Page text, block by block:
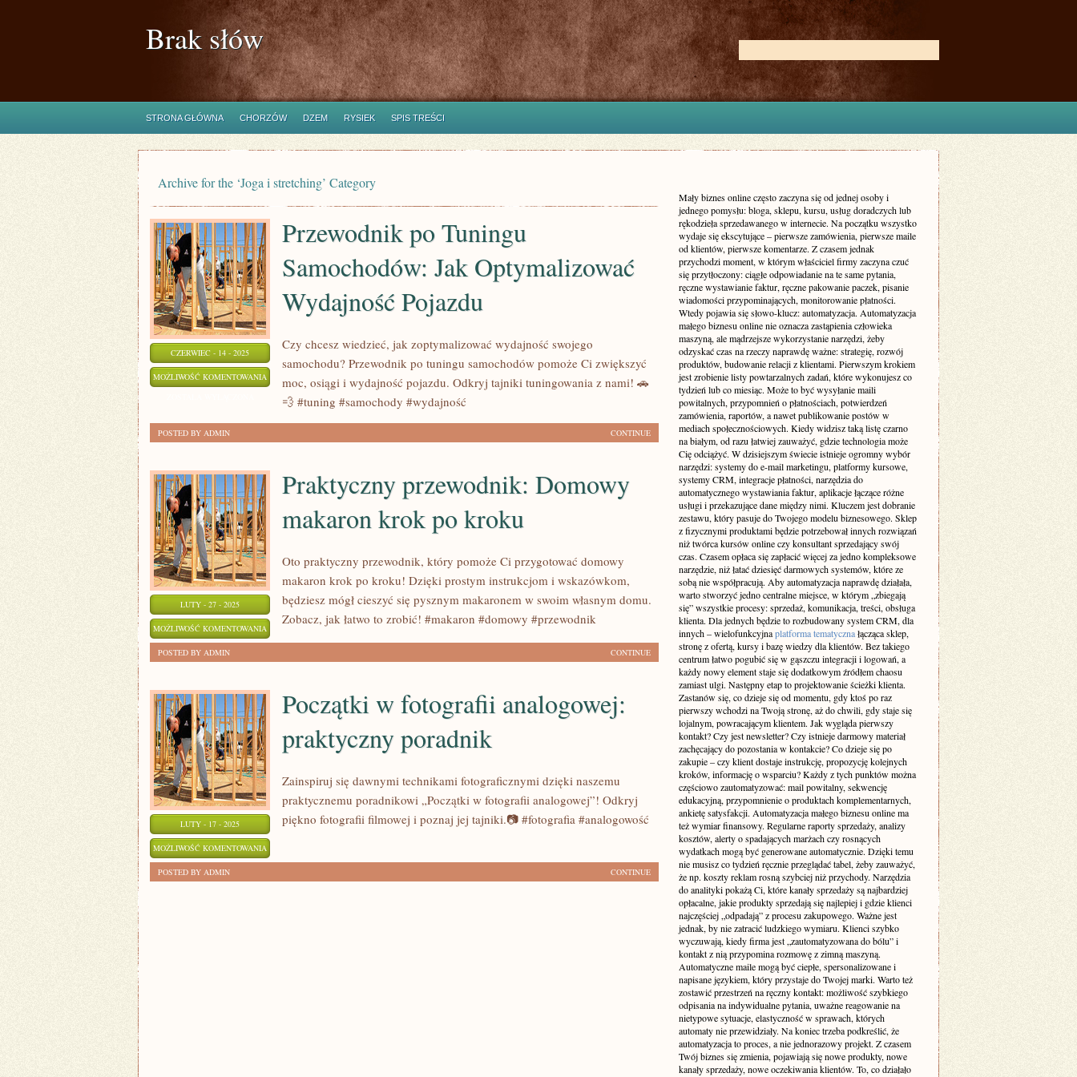
Brak słów
STRONA GŁÓWNA CHORZÓW DZEM RYSIEK SPIS TREŚCI
Archive for the ‘Joga i stretching’ Category
CZERWIEC - 14 - 2025
MOŻLIWOŚĆ KOMENTOWANIA
OPTYMALIZOWAĆ
WYDAJNOŚĆ
POJAZDU
Przewodnik po Tuningu
Samochodów: Jak Optymalizować
Wydajność Pojazdu
Czy chcesz wiedzieć, jak zoptymalizować wydajność swojego
samochodu? Przewodnik po tuningu samochodów pomoże Ci zwiększyć
moc, osiągi i wydajność pojazdu. Odkryj tajniki tuningowania z nami! 🚗
💨 #tuning #samochody #wydajność
CONTINUE
POSTED BY ADMIN
LUTY - 27 - 2025
MOŻLIWOŚĆ KOMENTOWANIA
MAKARON
KROK
KROKU
ZOSTAŁA WYŁĄCZONA
Praktyczny przewodnik: Domowy
makaron krok po kroku
Oto praktyczny przewodnik, który pomoże Ci przygotować domowy
makaron krok po kroku! Dzięki prostym instrukcjom i wskazówkom,
będziesz mógł cieszyć się pysznym makaronem w swoim własnym domu.
Zobacz, jak łatwo to zrobić! #makaron #domowy #przewodnik
CONTINUE
POSTED BY ADMIN
LUTY - 17 - 2025
MOŻLIWOŚĆ KOMENTOWANIA
ZOSTAŁA WYŁĄCZONA
Początki w fotografii analogowej:
praktyczny poradnik
Zainspiruj się dawnymi technikami fotograficznymi dzięki naszemu
praktycznemu poradnikowi „Początki w fotografii analogowej”! Odkryj
piękno fotografii filmowej i poznaj jej tajniki.📷 #fotografia #analogowość
CONTINUE
POSTED BY ADMIN
Mały biznes online często zaczyna się od jednej osoby i
jednego pomysłu: bloga, sklepu, kursu, usług doradczych lub
rękodzieła sprzedawanego w internecie. Na początku wszystko
wydaje się ekscytujące – pierwsze zamówienia, pierwsze maile
od klientów, pierwsze komentarze. Z czasem jednak
przychodzi moment, w którym właściciel firmy zaczyna czuć
się przytłoczony: ciągłe odpowiadanie na te same pytania,
ręczne wystawianie faktur, ręczne pakowanie paczek, pisanie
wiadomości przypominających, monitorowanie płatności.
Wtedy pojawia się słowo-klucz: automatyzacja. Automatyzacja
małego biznesu online nie oznacza zastąpienia człowieka
maszyną, ale mądrzejsze wykorzystanie narzędzi, żeby
odzyskać czas na rzeczy naprawdę ważne: strategię, rozwój
produktów, budowanie relacji z klientami. Pierwszym krokiem
jest zrobienie listy powtarzalnych zadań, które wykonujesz co
tydzień lub co miesiąc. Może to być wysyłanie maili
powitalnych, przypomnień o płatnościach, potwierdzeń
zamówienia, raportów, a nawet publikowanie postów w
mediach społecznościowych. Kiedy widzisz taką listę czarno
na białym, od razu łatwiej zauważyć, gdzie technologia może
Cię odciążyć. W dzisiejszym świecie istnieje ogromny wybór
narzędzi: systemy do e-mail marketingu, platformy kursowe,
systemy CRM, integracje płatności, narzędzia do
automatycznego wystawiania faktur, aplikacje łączące różne
usługi i przekazujące dane między nimi. Kluczem jest dobranie
zestawu, który pasuje do Twojego modelu biznesowego. Sklep
z fizycznymi produktami będzie potrzebował innych rozwiązań
niż twórca kursów online czy konsultant sprzedający swój
czas. Czasem opłaca się zapłacić więcej za jedno kompleksowe
narzędzie, niż łatać dziesięć darmowych systemów, które ze
sobą nie współpracują. Aby automatyzacja naprawdę działała,
warto stworzyć jedno centralne miejsce, w którym „zbiegają
się” wszystkie procesy: sprzedaż, komunikacja, treści, obsługa
klienta. Dla jednych będzie to rozbudowany system CRM, dla
innych – wielofunkcyjnaplatforma tematycznałącząca sklep,
stronę z ofertą, kursy i bazę wiedzy dla klientów. Bez takiego
centrum łatwo pogubić się w gąszczu integracji i logowań, a
każdy nowy element staje się dodatkowym źródłem chaosu
zamiast ulgi. Następny etap to projektowanie ścieżki klienta.
Zastanów się, co dzieje się od momentu, gdy ktoś po raz
pierwszy wchodzi na Twoją stronę, aż do chwili, gdy staje się
lojalnym, powracającym klientem. Jak wygląda pierwszy
kontakt? Czy jest newsletter? Czy istnieje darmowy materiał
zachęcający do pozostania w kontakcie? Co dzieje się po
zakupie – czy klient dostaje instrukcję, propozycję kolejnych
kroków, informację o wsparciu? Każdy z tych punktów można
częściowo zautomatyzować: mail powitalny, sekwencję
edukacyjną, przypomnienie o produktach komplementarnych,
ankietę satysfakcji. Automatyzacja małego biznesu online ma
też wymiar finansowy. Regularne raporty sprzedaży, analizy
kosztów, alerty o spadających marżach czy rosnących
wydatkach mogą być generowane automatycznie. Dzięki temu
nie musisz co tydzień ręcznie przeglądać tabel, żeby zauważyć,
że np. koszty reklam rosną szybciej niż przychody. Narzędzia
do analityki pokażą Ci, które kanały sprzedaży są najbardziej
opłacalne, jakie produkty sprzedają się najlepiej i gdzie klienci
najczęściej „odpadają” z procesu zakupowego. Ważne jest
jednak, by nie zatracić ludzkiego wymiaru. Klienci szybko
wyczuwają, kiedy firma jest „zautomatyzowana do bólu” i
kontakt z nią przypomina rozmowę z zimną maszyną.
Automatyczne maile mogą być ciepłe, spersonalizowane i
napisane językiem, który przystaje do Twojej marki. Warto też
zostawić przestrzeń na ręczny kontakt: możliwość szybkiego
odpisania na indywidualne pytania, uważne reagowanie na
nietypowe sytuacje, elastyczność w sprawach, których
automaty nie przewidziały. Na koniec trzeba podkreślić, że
automatyzacja to proces, a nie jednorazowy projekt. Z czasem
Twój biznes się zmienia, pojawiają się nowe produkty, nowe
kanały sprzedaży, nowe oczekiwania klientów. To, co działało